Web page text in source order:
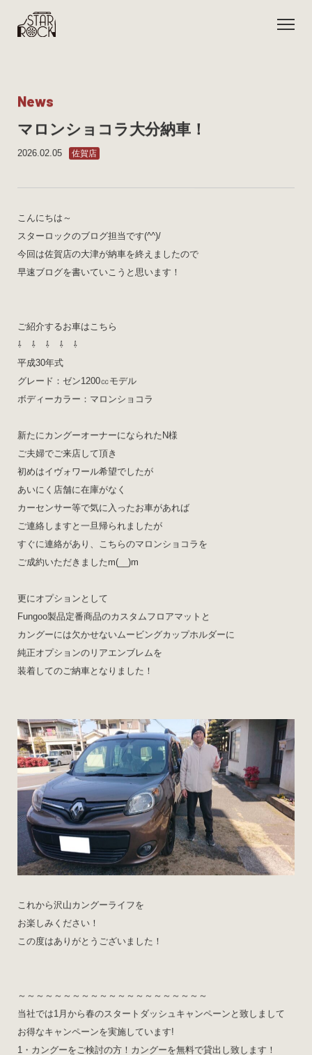
News
マロンショコラ大分納車！
2026.02.05 佐賀店
こんにちは～
スターロックのブログ担当です(^^)/
今回は佐賀店の大津が納車を終えましたので
早速ブログを書いていこうと思います！
ご紹介するお車はこちら
⇩ ⇩ ⇩ ⇩ ⇩
平成30年式
グレード：ゼン1200㏄モデル
ボディーカラー：マロンショコラ
新たにカングーオーナーになられたN様
ご夫婦でご来店して頂き
初めはイヴォワール希望でしたが
あいにく店舗に在庫がなく
カーセンサー等で気に入ったお車があれば
ご連絡しますと一旦帰られましたが
すぐに連絡があり、こちらのマロンショコラを
ご成約いただきましたm(__)m
更にオプションとして
Fungoo製品定番商品のカスタムフロアマットと
カングーには欠かせないムービングカップホルダーに
純正オプションのリアエンブレムを
装着してのご納車となりました！
これから沢山カングーライフを
お楽しみください！
この度はありがとうございました！
～～～～～～～～～～～～～～～～～～～～～
当社では1月から春のスタートダッシュキャンペーンと致しまして
お得なキャンペーンを実施しています!
1・カングーをご検討の方！カングーを無料で貸出し致します！